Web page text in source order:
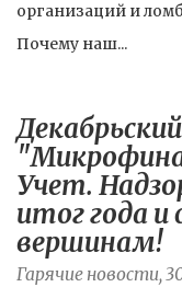
организаций и
Почему наш...
Учет.
итог года
вершинам!
Гарячие новости,